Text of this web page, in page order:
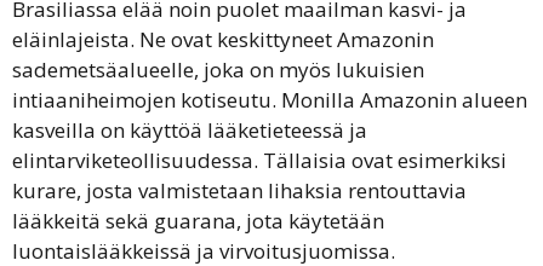
Brasiliassa elää noin puolet maailman kasvi- ja
eläinlajeista. Ne ovat keskittyneet Amazonin
sademetsäalueelle, joka on myös lukuisien
intiaaniheimojen kotiseutu. Monilla Amazonin alueen
kasveilla on käyttöä lääketieteessä ja
elintarviketeollisuudessa. Tällaisia ovat esimerkiksi
kurare, josta valmistetaan lihaksia rentouttavia
lääkkeitä sekä guarana, jota käytetään
luontaislääkkeissä ja virvoitusjuomissa.